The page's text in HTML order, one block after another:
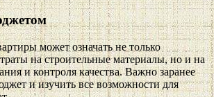
может означать не только
на строительные материалы, но и на
и контроля качества. Важно заранее
и изучить все возможности для